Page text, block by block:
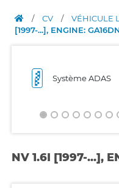
/ CV / VÉHICULE
[1997-...], ENGINE:
Système ADAS
NV 1.6I [1997-...],